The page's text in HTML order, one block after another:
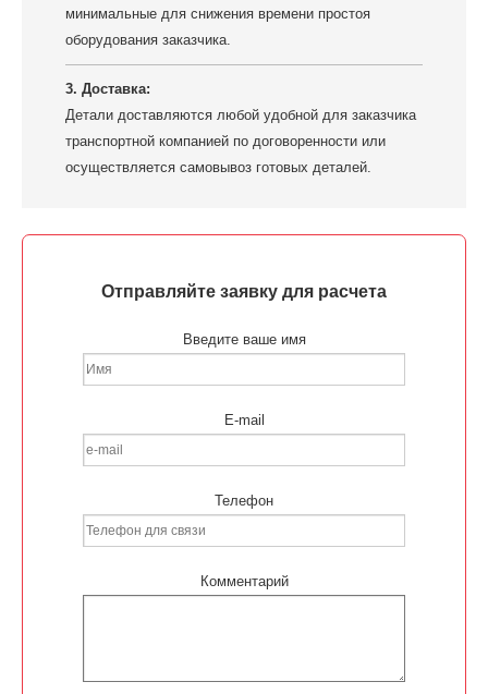
минимальные для снижения времени простоя
оборудования заказчика.
3. Доставка:
Детали доставляются любой удобной для заказчика
транспортной компанией по договоренности или
осуществляется самовывоз готовых деталей.
Отправляйте заявку для расчета
Введите ваше имя
E-mail
Телефон
Комментарий